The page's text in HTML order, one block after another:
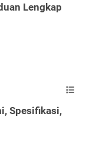
Lengkap
Spesifikasi,